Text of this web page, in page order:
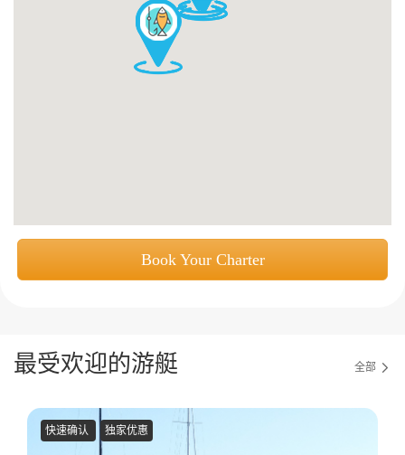
Book Your Charter
最受欢迎的游艇 全部
快速确认 独家优惠